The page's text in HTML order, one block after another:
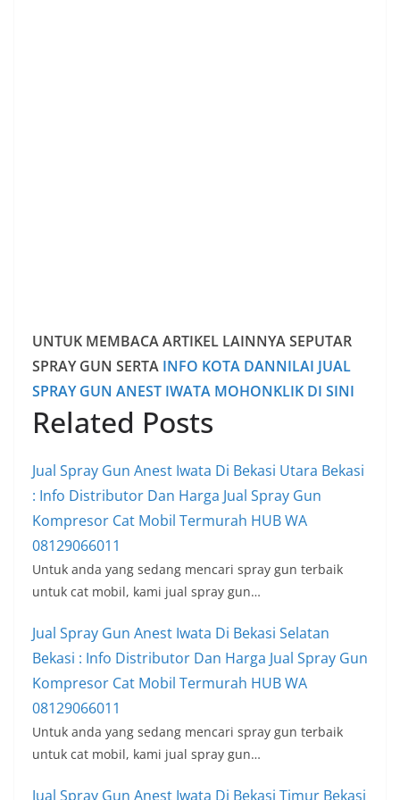
UNTUK MEMBACA ARTIKEL LAINNYA SEPUTAR
SPRAY GUN SERTA INFO KOTA DANNILAI JUAL
SPRAY GUN ANEST IWATA MOHONKLIK DI SINI
Related Posts
Jual Spray Gun Anest Iwata Di Bekasi Utara Bekasi
: Info Distributor Dan Harga Jual Spray Gun
Kompresor Cat Mobil Termurah HUB WA
08129066011
Untuk anda yang sedang mencari spray gun terbaik
untuk cat mobil, kami jual spray gun…
Jual Spray Gun Anest Iwata Di Bekasi Selatan
Bekasi : Info Distributor Dan Harga Jual Spray Gun
Kompresor Cat Mobil Termurah HUB WA
08129066011
Untuk anda yang sedang mencari spray gun terbaik
untuk cat mobil, kami jual spray gun…
Jual Spray Gun Anest Iwata Di Bekasi Timur Bekasi